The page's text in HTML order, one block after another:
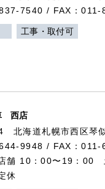
7540 / FAX：011-
工事・取付可
西店
北海道札幌市西区琴
9948 / FAX：
舗 10：00〜19：
休